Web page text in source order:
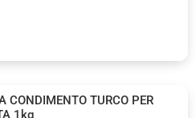
CONDIMENTO TURCO PER
1kg